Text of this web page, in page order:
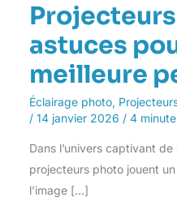
astuces
meilleure
Éclairage photo,
/ 14 janvier 2026 / 4
Dans l’univers captivant
projecteurs photo jouent
l’image […]